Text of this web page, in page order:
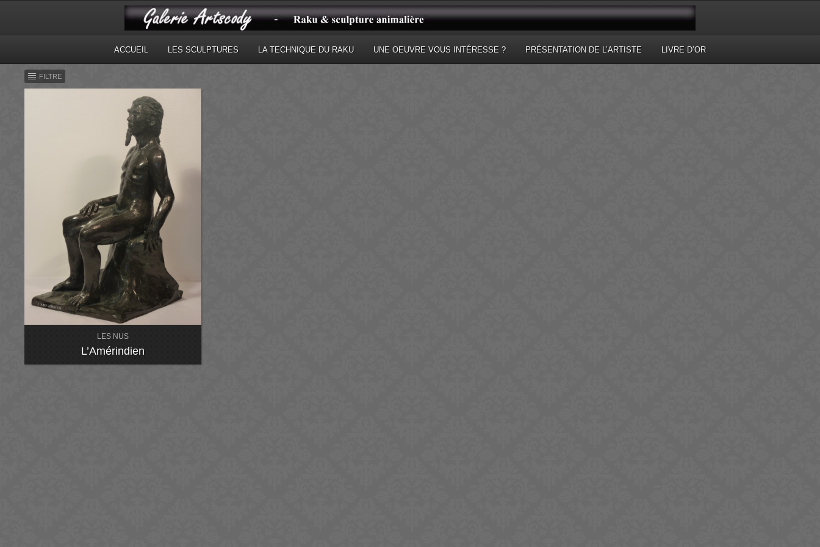
ACCUEIL LES SCULPTURES LA TECHNIQUE DU RAKU UNE OEUVRE VOUS INTÉRESSE ? PRÉSENTATION DE L’ARTISTE LIVRE D’OR
FILTRE
LES NUS
L’Amérindien